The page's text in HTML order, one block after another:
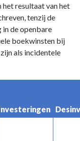
het resultaat van het
tenzij de
in de openbare
boekwinsten bij
als incidentele